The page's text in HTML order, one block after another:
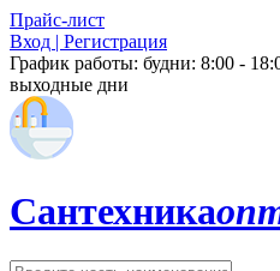
Прайс-лист
Вход | Регистрация
График работы: будни: 8:00 -
выходные дни
Сантехника